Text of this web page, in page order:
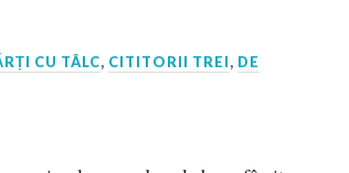
CU TÂLC, CITITORII TREI, DE